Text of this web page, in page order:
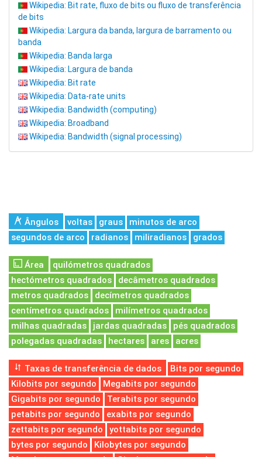
Wikipedia: Bit rate, fluxo de bits ou fluxo de transferência
de bits
Wikipedia: Largura da banda, largura de barramento ou
banda
Wikipedia: Banda larga
Wikipedia: Largura de banda
Wikipedia: Bit rate
Wikipedia: Data-rate units
Wikipedia: Bandwidth (computing)
Wikipedia: Broadband
Wikipedia: Bandwidth (signal processing)
Ângulos voltas graus
minutos de arco
segundos de arco
radianos miliradianos grados
Área
quilómetros quadrados
hectómetros quadrados
decâmetros quadrados
metros quadrados
decímetros quadrados
centímetros quadrados
milímetros quadrados
milhas quadradas
jardas quadradas
pés quadrados
polegadas quadradas
hectares ares acres
Taxas de transferência de dados
Bits por segundo
Kilobits por segundo
Megabits por segundo
Gigabits por segundo
Terabits por segundo
petabits por segundo
exabits por segundo
zettabits por segundo
yottabits por segundo
bytes por segundo
Kilobytes por segundo